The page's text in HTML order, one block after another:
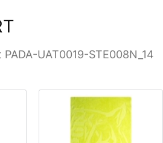
UAT0019-STE008N_14